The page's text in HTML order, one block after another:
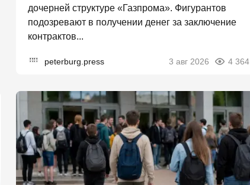
дочерней структуре «Газпрома». Фигурантов
подозревают в получении денег за заключение
контрактов...
peterburg.press 3 авг 2026 4 364